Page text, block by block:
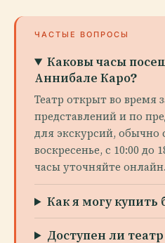
ЧАСТЫЕ ВОПРОСЫ
Каковы часы
Аннибале Каро?
Театр открыт во время
представлений и по
для экскурсий, обычно
воскресенье, с 10:00 до
часы уточняйте онлайн.
Как я могу купить
Доступен ли